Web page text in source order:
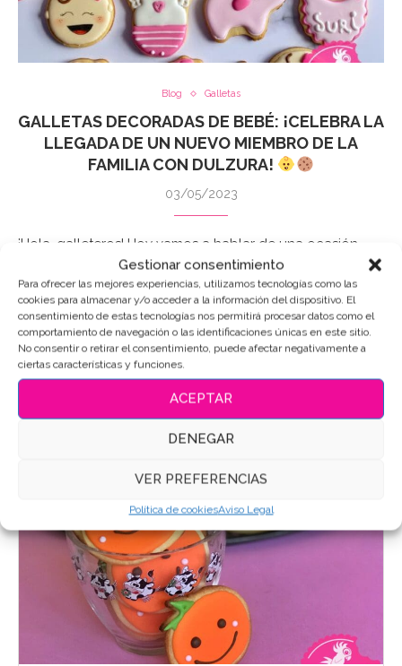
Gestionar consentimiento
Para ofrecer las mejores experiencias, utilizamos tecnologías como las
cookies para almacenar y/o acceder a la información del dispositivo. El
consentimiento de estas tecnologías nos permitirá procesar datos como el
comportamiento de navegación o las identificaciones únicas en este sitio.
No consentir o retirar el consentimiento, puede afectar negativamente a
ciertas características y funciones.
ACEPTAR
DENEGAR
VER PREFERENCIAS
Política de cookiesAviso Legal
Blog Galletas
GALLETAS DECORADAS DE BEBÉ: ¡CELEBRA LA
LLEGADA DE UN NUEVO MIEMBRO DE LA
FAMILIA CON DULZURA!
03/05/2023
¡Hola, galleteros! Hoy vamos a hablar de una ocasión
muy especial: la llegada de un nuevo bebé a la familia.
¿Qué mejor manera de celebrar este acontecimiento que
con unas …
Leer Más